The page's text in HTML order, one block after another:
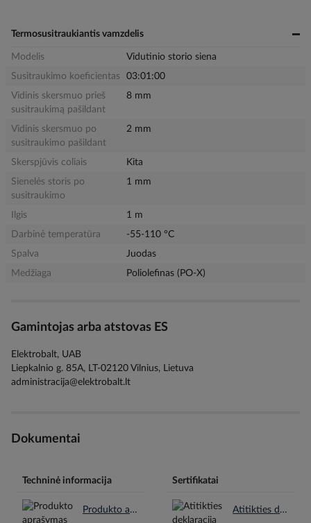
Termosusitraukiantis vamzdelis
Modelis
Vidutinio storio siena
Susitraukimo koeficientas
03:01:00
Vidinis skersmuo prieš
susitraukimą pašildant
8 mm
Vidinis skersmuo po
susitraukimo pašildant
2 mm
Skerspjūvis coliais
Kita
Sienelės storis po
susitraukimo
1 mm
Ilgis
1 m
Darbinė temperatūra
-55-110 °C
Spalva
Juodas
Medžiaga
Poliolefinas (PO-X)
Gamintojas arba atstovas ES
Elektrobalt, UAB
Liepkalnio g. 85A, LT-02120 Vilnius, Lietuva
administracija@elektrobalt.lt
Dokumentai
Techninė informacija
Produkto aprašymas en.pdf
Sertifikatai
Atitikties deklaracija CE en.pdf